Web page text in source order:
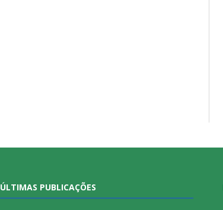
ÚLTIMAS PUBLICAÇÕES